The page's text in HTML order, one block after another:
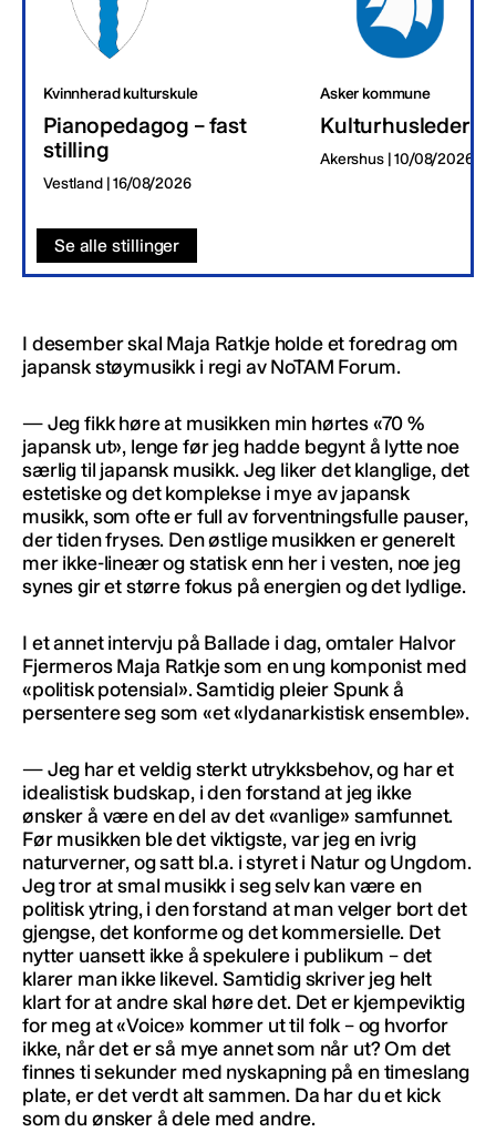
Kvinnherad kulturskule
Pianopedagog – fast
stilling
Vestland | 16/08/2026
Asker kommune
Kulturhusleder
Akershus | 10/08/2026
Se alle stillinger
I desember skal Maja Ratkje holde et foredrag om
japansk støymusikk i regi av NoTAM Forum.
— Jeg fikk høre at musikken min hørtes «70 %
japansk ut», lenge før jeg hadde begynt å lytte noe
særlig til japansk musikk. Jeg liker det klanglige, det
estetiske og det komplekse i mye av japansk
musikk, som ofte er full av forventningsfulle pauser,
der tiden fryses. Den østlige musikken er generelt
mer ikke-lineær og statisk enn her i vesten, noe jeg
synes gir et større fokus på energien og det lydlige.
I et annet intervju på Ballade i dag, omtaler Halvor
Fjermeros Maja Ratkje som en ung komponist med
«politisk potensial». Samtidig pleier Spunk å
persentere seg som «et «lydanarkistisk ensemble».
— Jeg har et veldig sterkt utrykksbehov, og har et
idealistisk budskap, i den forstand at jeg ikke
ønsker å være en del av det «vanlige» samfunnet.
Før musikken ble det viktigste, var jeg en ivrig
naturverner, og satt bl.a. i styret i Natur og Ungdom.
Jeg tror at smal musikk i seg selv kan være en
politisk ytring, i den forstand at man velger bort det
gjengse, det konforme og det kommersielle. Det
nytter uansett ikke å spekulere i publikum – det
klarer man ikke likevel. Samtidig skriver jeg helt
klart for at andre skal høre det. Det er kjempeviktig
for meg at «Voice» kommer ut til folk – og hvorfor
ikke, når det er så mye annet som når ut? Om det
finnes ti sekunder med nyskapning på en timeslang
plate, er det verdt alt sammen. Da har du et kick
som du ønsker å dele med andre.